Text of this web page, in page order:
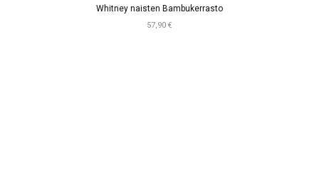
Whitney naisten Bambukerrasto
57,90 €